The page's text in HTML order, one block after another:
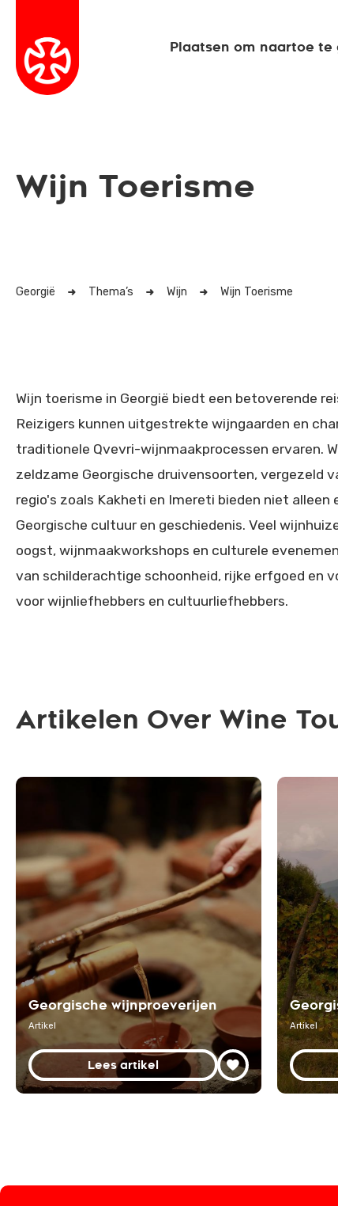
Plaatsen om naartoe te
Wijn Toerisme
Georgië Thema’s Wijn Wijn Toerisme
Wijn toerisme in Georgië biedt een betoverende
Reizigers kunnen uitgestrekte wijngaarden en
traditionele Qvevri-wijnmaakprocessen ervaren.
zeldzame Georgische druivensoorten, vergezeld
regio's zoals Kakheti en Imereti bieden niet alleen
Georgische cultuur en geschiedenis. Veel
oogst, wijnmaakworkshops en culturele
van schilderachtige schoonheid, rijke erfgoed en
voor wijnliefhebbers en cultuurliefhebbers.
Artikelen Over Wine
Georgische wijnproeverijen
Artikel
Lees artikel
Artikel